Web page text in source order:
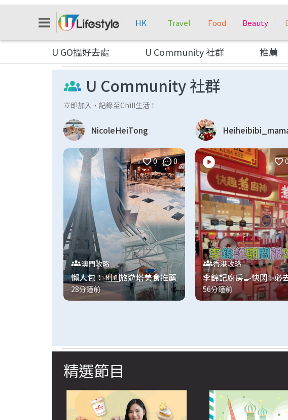
HK Travel Food Beauty
U GO搵好去處 U Community 社群 推薦
U Community 社群
立即加入，記錄至Chill生活！
NicoleHeiTong
0 0
澳門攻略
懶人包：🇲🇴旅遊塔美食推薦
28分鐘前
香港攻略
李錦記廚房🍳快閃✨必
56分鐘前
精選節目